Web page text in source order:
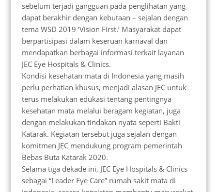
sebelum terjadi gangguan pada penglihatan yang
dapat berakhir dengan kebutaan – sejalan dengan
tema WSD 2019 ‘Vision First.’ Masyarakat dapat
berpartisipasi dalam keseruan karnaval dan
mendapatkan berbagai informasi terkait layanan
JEC Eye Hospitals & Clinics.
Kondisi kesehatan mata di Indonesia yang masih
perlu perhatian khusus, menjadi alasan JEC untuk
terus melakukan edukasi tentang pentingnya
kesehatan mata melalui beragam kegiatan, juga
dengan melakukan tindakan nyata seperti Bakti
Katarak. Kegiatan tersebut juga sejalan dengan
komitmen JEC mendukung program pemerintah
Bebas Buta Katarak 2020.
Selama tiga dekade ini, JEC Eye Hospitals & Clinics
sebagai “Leader Eye Care” rumah sakit mata di